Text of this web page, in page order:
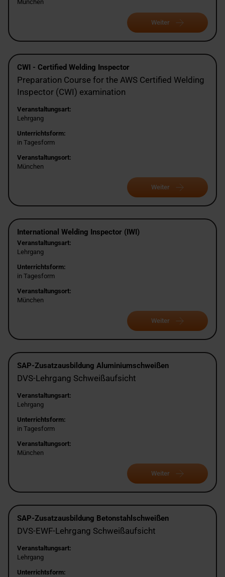
München
Weiter
CWI - Certified Welding Inspector
Preparation Course for the AWS Certified Welding
Inspector (CWI) examination
Veranstaltungsart:
Lehrgang
Unterrichtsform:
in Tagesform
Veranstaltungsort:
München
Weiter
International Welding Inspector (IWI)
Veranstaltungsart:
Lehrgang
Unterrichtsform:
in Tagesform
Veranstaltungsort:
München
Weiter
SAP-Zusatzausbildung Aluminiumschweißen
DVS-Lehrgang Schweißaufsicht
Veranstaltungsart:
Lehrgang
Unterrichtsform:
in Tagesform
Veranstaltungsort:
München
Weiter
SAP-Zusatzausbildung Betonstahlschweißen
DVS-EWF-Lehrgang Schweißaufsicht
Veranstaltungsart:
Lehrgang
Unterrichtsform: